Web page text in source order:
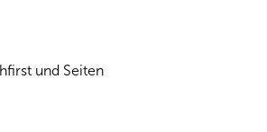
und Seiten